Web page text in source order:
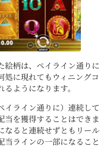
絵柄は、ペイライン通りに
処に現れてもウィニングコ
ようになります。
イライン通りに）連続して
当を獲得することはできま
なると連続せずともリール
当ラインの一部になること